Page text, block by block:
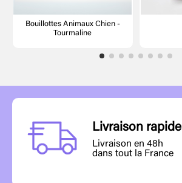
Bouillottes Animaux Chien -
Tourmaline
Livraison rapide
Livraison en 48h
dans tout la France